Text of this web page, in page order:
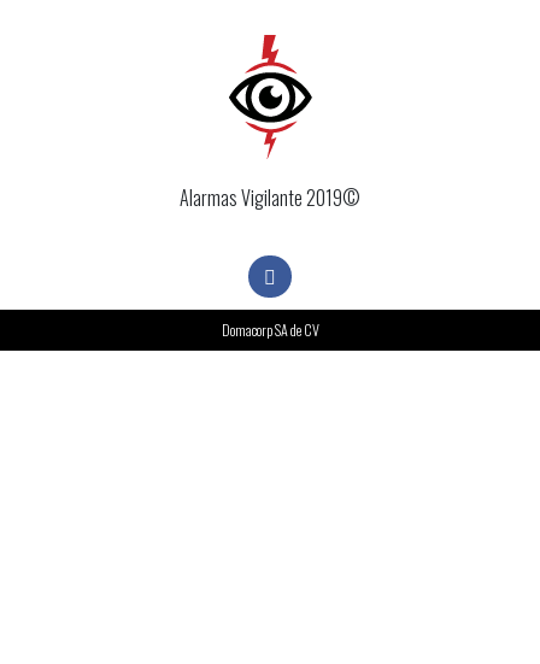
Alarmas Vigilante 2019©
Domacorp SA de CV